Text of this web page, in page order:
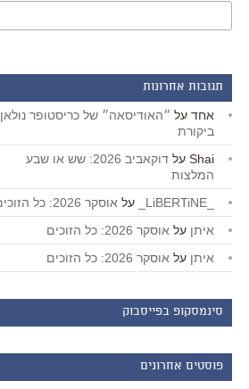
תגובות אחרונות
אחד על ״האודיסאה״ של כריסטופר נולאן,
ביקורת
Shai על
דוקאביב 2026: שש או שבע
המלצות
על אוסקר 2026: כל הזוכים
איתן על אוסקר 2026: כל הזוכים
איתן על אוסקר 2026: כל הזוכים
סינמסקופ בפייסבוק
פוסטים אחרונים